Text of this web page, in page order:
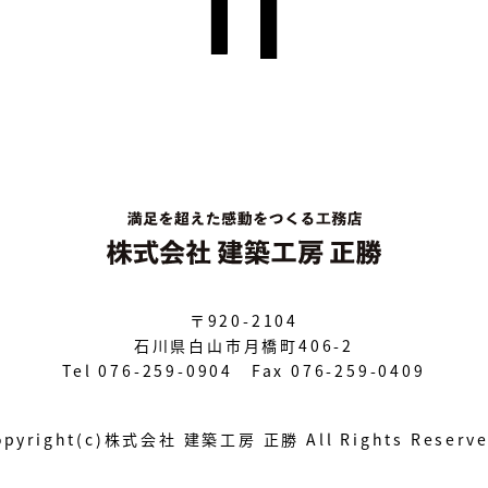
〒920-2104
石川県白山市月橋町406-2
Tel 076-259-0904 Fax 076-259-0409
株式会社 建築工房 正勝 All Rights